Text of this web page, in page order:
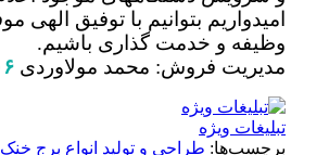
امیدواریم بتوانیم با توفیق الهی موفق
وظیفه و خدمت گذاری باشیم.
مدیریت فروش: محمد مولاوردی
تبلیغات ویژه
برچسب‌ها:طراحی و تولید انواع برج خنک کننده